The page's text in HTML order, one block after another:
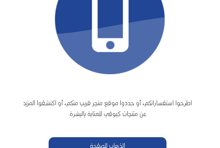
اطرحوا استفساراتكم، أو حددوا موقع متجر قريب منكم، أو اكتشفوا المزيد
عن منتجات كيوڤي للعناية بالبشرة.